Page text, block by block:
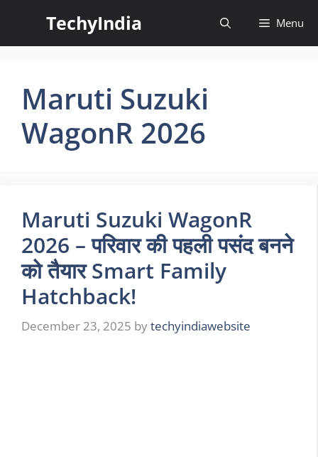
content
TechyIndia Menu
Maruti Suzuki
WagonR 2026
Maruti Suzuki WagonR
2026 – परिवार की पहली पसंद बनने
को तैयार Smart Family
Hatchback!
December 23, 2025 bytechyindiawebsite